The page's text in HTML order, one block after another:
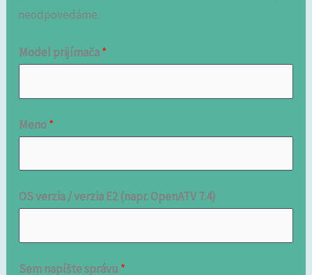
neodpovedáme.
Model prijímača*
Meno*
OS verzia / verzia E2 (napr. OpenATV 7.4)
Sem napíšte správu *